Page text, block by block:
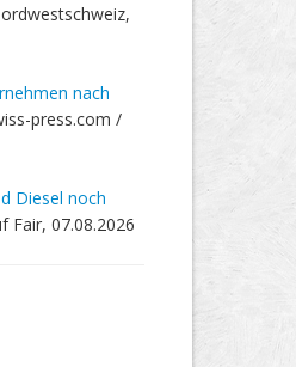
nach
press.com /
Diesel noch
Fair, 07.08.2026